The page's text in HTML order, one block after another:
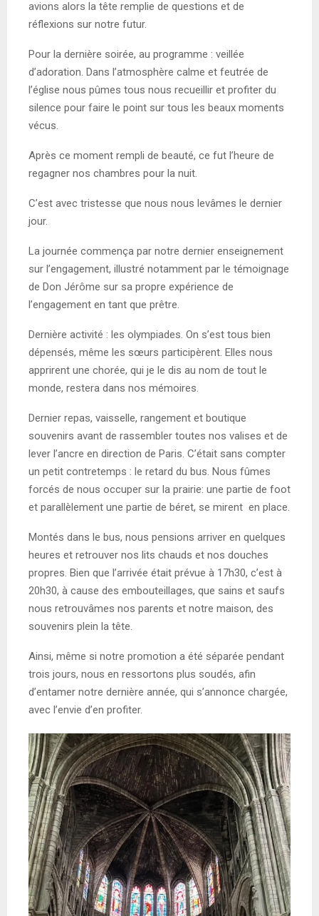
avions alors la tête remplie de questions et de
réflexions sur notre futur.
Pour la dernière soirée, au programme : veillée
d’adoration. Dans l’atmosphère calme et feutrée de
l’église nous pûmes tous nous recueillir et profiter du
silence pour faire le point sur tous les beaux moments
vécus.
Après ce moment rempli de beauté, ce fut l’heure de
regagner nos chambres pour la nuit.
C’est avec tristesse que nous nous levâmes le dernier
jour.
La journée commença par notre dernier enseignement
sur l’engagement, illustré notamment par le témoignage
de Don Jérôme sur sa propre expérience de
l’engagement en tant que prêtre.
Dernière activité : les olympiades. On s’est tous bien
dépensés, même les sœurs participèrent. Elles nous
apprirent une chorée, qui je le dis au nom de tout le
monde, restera dans nos mémoires.
Dernier repas, vaisselle, rangement et boutique
souvenirs avant de rassembler toutes nos valises et de
lever l’ancre en direction de Paris. C’était sans compter
un petit contretemps : le retard du bus. Nous fûmes
forcés de nous occuper sur la prairie: une partie de foot
et parallèlement une partie de béret, se mirent en place.
Montés dans le bus, nous pensions arriver en quelques
heures et retrouver nos lits chauds et nos douches
propres. Bien que l’arrivée était prévue à 17h30, c’est à
20h30, à cause des embouteillages, que sains et saufs
nous retrouvâmes nos parents et notre maison, des
souvenirs plein la tête.
Ainsi, même si notre promotion a été séparée pendant
trois jours, nous en ressortons plus soudés, afin
d’entamer notre dernière année, qui s’annonce chargée,
avec l’envie d’en profiter.